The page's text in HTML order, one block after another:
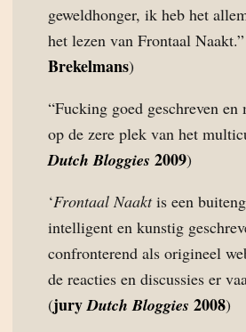
geweldhonger, ik heb het
het lezen van Frontaal
Brekelmans)
“Fucking goed geschreven en
op de zere plek van het
Dutch Bloggies 2009)
‘Frontaal Naaktis een
intelligent en kunstig
confronterend als origineel
de reacties en discussies er
(juryDutch Bloggies 2008)